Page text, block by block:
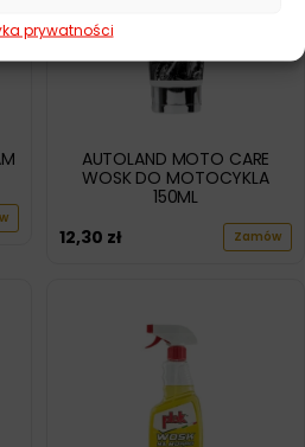
prywatności
AUTOLAND MOTO CARE
WOSK DO MOTOCYKLA
150ML
12,30 zł Zamów